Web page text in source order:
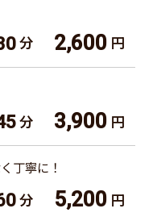
分 2,600 円
分 3,900 円
丁寧に！
分 5,200 円